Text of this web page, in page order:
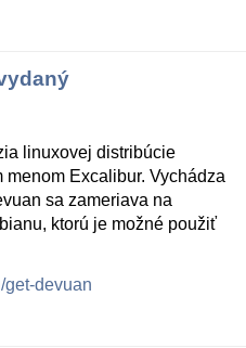
linuxovej distribúcie
Excalibur. Vychádza
sa zameriava na
ktorú je možné použiť
get-devuan